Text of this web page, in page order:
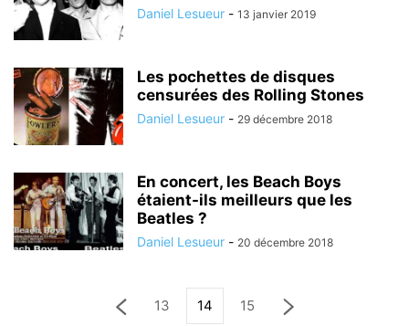
Daniel Lesueur - 13 janvier 2019
Les pochettes de disques
censurées des Rolling Stones
Daniel Lesueur - 29 décembre 2018
En concert, les Beach Boys
étaient-ils meilleurs que les
Beatles ?
Daniel Lesueur - 20 décembre 2018
13 14 15